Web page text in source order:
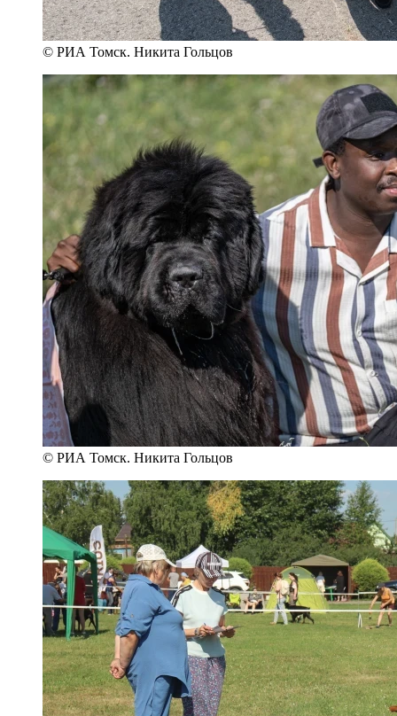
© РИА Томск. Никита Гольцов
© РИА Томск. Никита Гольцов